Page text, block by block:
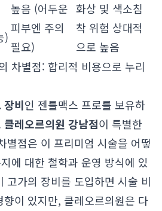
)
높음 (어두운
피부엔 주의
필요)
화상 및 색소침
착 위험 상대적
으로 높음
차별점: 합리적 비용으로 누리
장비인 젠틀맥스 프로를 보유하
클레오르의원 강남점이 특별한
별점은 이 프리미엄 시술을 어떻
에 대한 철학과 운영 방식에 있
고가의 장비를 도입하면 시술 비
이 있지만, 클레오르의원은 다